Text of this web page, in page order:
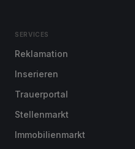
SERVICES
Reklamation
Inserieren
Trauerportal
Stellenmarkt
Immobilienmarkt